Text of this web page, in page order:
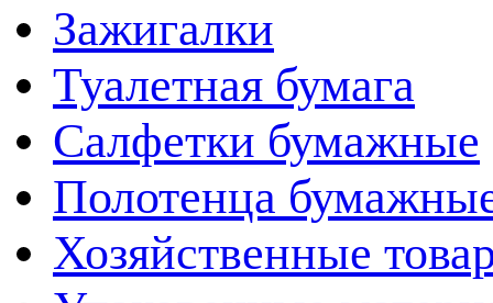
Зажигалки
Туалетная бумага
Салфетки бумажные
Полотенца
Хозяйственные